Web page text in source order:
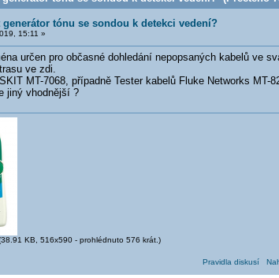
generátor tónu se sondou k detekci vedení?
15:11 »
určen pro občasné dohledání nepopsaných kabelů ve
ve zdi.
MT-7068, případně Tester kabelů Fluke Networks MT-
jiný vhodnější ?
KB, 516x590 - prohlédnuto 576 krát.)
Pravidla diskusí